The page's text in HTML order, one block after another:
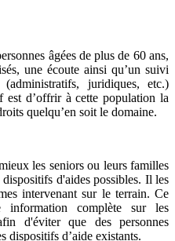
âgées de plus de 60 ans,
une écoute ainsi qu’un suivi
juridiques, etc.)
est d’offrir à cette population la
quelqu’en soit le domaine.
les seniors ou leurs familles
d'aides possibles. Il les
intervenant sur le terrain. Ce
information complète sur les
d'éviter que des personnes
dispositifs d’aide existants.